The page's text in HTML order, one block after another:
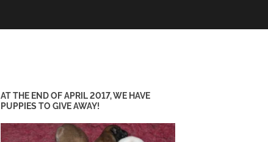
AT THE END OF APRIL 2017, WE HAVE
PUPPIES TO GIVE AWAY!